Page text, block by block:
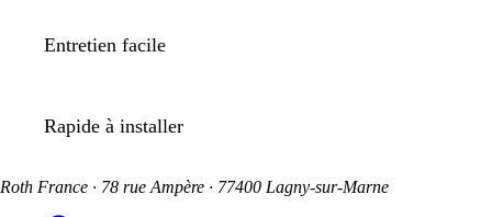
Entretien facile
Rapide à installer
Roth France · 78 rue Ampère · 77400 Lagny-sur-Marne